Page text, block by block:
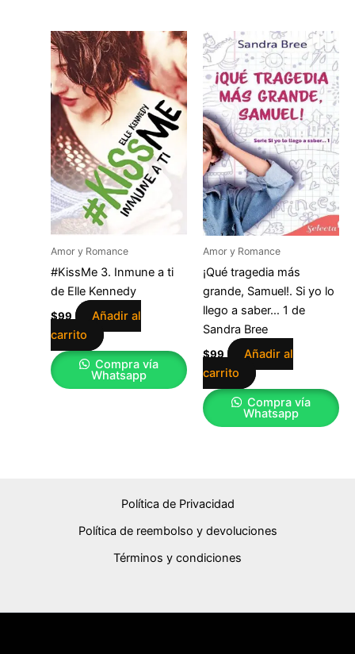
Amor y Romance
#KissMe 3. Inmune a ti
de Elle Kennedy
$99
Añadir al
carrito
Compra vía
Whatsapp
Amor y Romance
¡Qué tragedia más
grande, Samuel!. Si yo lo
llego a saber… 1 de
Sandra Bree
$99
Añadir al
carrito
Compra vía
Whatsapp
Política de Privacidad
Política de reembolso y devoluciones
Términos y condiciones